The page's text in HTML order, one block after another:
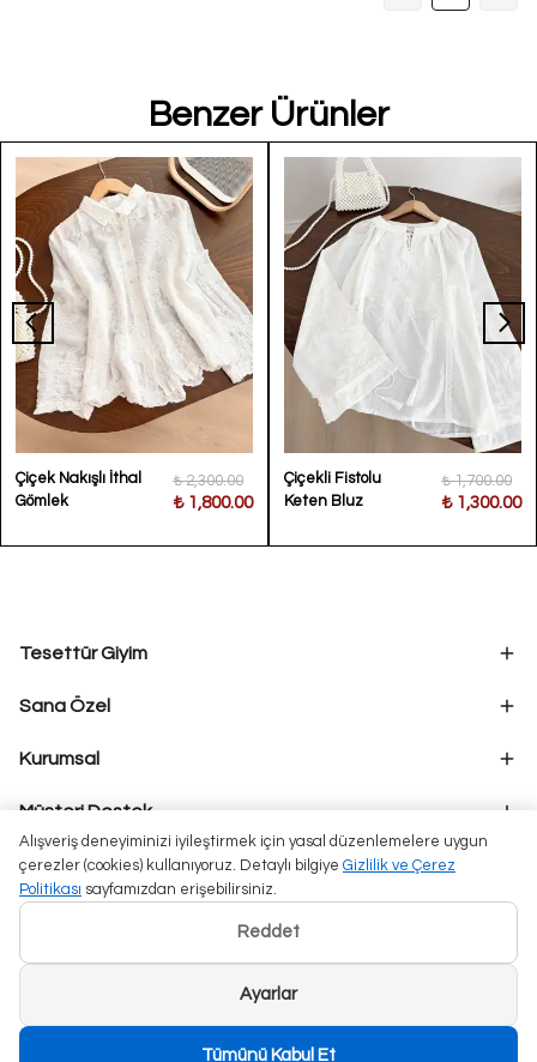
Alışveriş deneyiminizi iyileştirmek için yasal düzenlemelere uygun
çerezler (cookies) kullanıyoruz. Detaylı bilgiye Gizlilik ve Çerez
Politikası sayfamızdan erişebilirsiniz.
Reddet
Ayarlar
Tümünü Kabul Et
Benzer Ürünler
Çiçek Nakışlı İthal
Gömlek
₺ 2,300.00
₺ 1,800.00
Çiçekli Fistolu
Keten Bluz
₺ 1,700.00
₺ 1,300.00
Tesettür Giyim
Sana Özel
Kurumsal
Müşteri Destek